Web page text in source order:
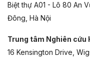
Biệt thự A01 - Lô 80 An
Đông, Hà Nội
Trung tâm Nghiên cứu
16 Kensington Drive,